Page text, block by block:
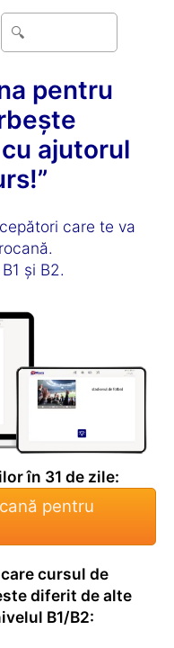
pentru
ajutorul
care te va
și B2.
în 31 de zile:
pentru
cursul de
diferit de alte
B1/B2: